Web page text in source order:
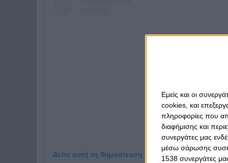
Εμείς και οι
cookies, και
πληροφορίες που
διαφήμισης και
συνεργάτες μας
μέσω σάρωσης
1538 συνεργάτες
Δείτε αυτή τη δημοσίευση στο Instagram.